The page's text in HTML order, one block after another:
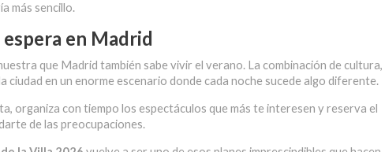
más sencillo.
en Madrid
que Madrid también sabe vivir el verano. La combinación de cultura,
ciudad en un enorme escenario donde cada noche sucede algo diferente.
organiza con tiempo los espectáculos que más te interesen y reserva el
de las preocupaciones.